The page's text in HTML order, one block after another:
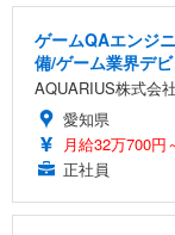
ゲームQAエンジ
備/ゲーム業界デ
AQUARIUS株式会社
愛知県
月給32万700円
正社員